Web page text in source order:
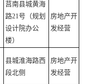
莒南县城黄海
路21号（规划
设计院办公
楼）
房地产开
发经营
县城淮海路西
段北侧
房地产开
发经营